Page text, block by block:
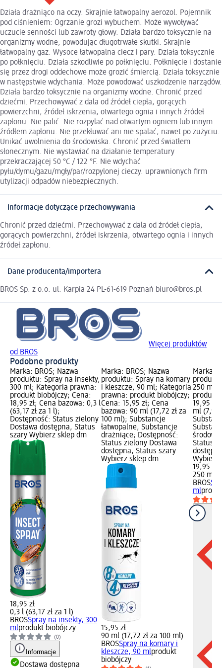
Działa drażniąco na oczy. Skrajnie łatwopalny aerozol. Pojemnik
pod ciśnieniem: Ogrzanie grozi wybuchem. Może wywoływać
uczucie senności lub zawroty głowy. Działa bardzo toksycznie na
organizmy wodne, powodując długotrwałe skutki. Skrajnie
łatwopalny gaz. Wysoce łatwopalna ciecz i pary. Działa toksycznie
po połknięciu. Działa szkodliwie po połknięciu. Połknięcie i dostanie
się przez drogi oddechowe może grozić śmiercią. Działa toksycznie
w następstwie wdychania. Może powodować uszkodzenie narządów.
Działa bardzo toksycznie na organizmy wodne. Chronić przed
dziećmi. Przechowywać z dala od źródeł ciepła, gorących
powierzchni, źródeł iskrzenia, otwartego ognia i innych źródeł
zapłonu. Nie palić. Nie rozpylać nad otwartym ogniem lub innym
źródłem zapłonu. Nie przekłuwać ani nie spalać, nawet po zużyciu.
Unikać uwolnienia do środowiska. Chronić przed światłem
słonecznym. Nie wystawiać na działanie temperatury
przekraczającej 50 °C / 122 °F. Nie wdychać
pyłu/dymu/gazu/mgły/par/rozpylonej cieczy. uprawnionych firm
utylizacji odpadów niebezpiecznych.
Informacje dotyczące przechowywania
Chronić przed dziećmi. Przechowywać z dala od źródeł ciepła,
gorących powierzchni, źródeł iskrzenia, otwartego ognia i innych
źródeł zapłonu.
Dane producenta/importera
BROS Sp. z o.o. ul. Karpia 24 PL-61-619 Poznań biuro@bros.pl
Więcej produktów
od BROS
Podobne produkty
Marka: BROS; Nazwa
produktu: Spray na insekty,
300 ml; Kategoria prawna:
produkt biobójczy; Cena:
18,95 zł; Cena bazowa: 0,3 l
(63,17 zł za 1 l);
Dostępność: Status zielony
Dostawa dostępna, Status
szary Wybierz sklep dm
18,95 zł
0,3 l (63,17 zł za 1 l)
BROSSpray na insekty, 300
mlprodukt biobójczy
(0)
Informacje
Dostawa dostępna
Marka: BROS; Nazwa
produktu: Spray na komary
i kleszcze, 90 ml; Kategoria
prawna: produkt biobójczy;
Cena: 15,95 zł; Cena
bazowa: 90 ml (17,72 zł za
100 ml); Substancje
łatwopalne, Substancje
drażniące; Dostępność:
Status zielony Dostawa
dostępna, Status szary
Wybierz sklep dm
15,95 zł
90 ml (17,72 zł za 100 ml)
BROSSpray na komary i
kleszcze, 90 mlprodukt
biobójczy
Marka:
250 ml;
produkt
19,95
ml (7,98
Status
Wybierz
19,95 zł
250 ml
BROS
ml